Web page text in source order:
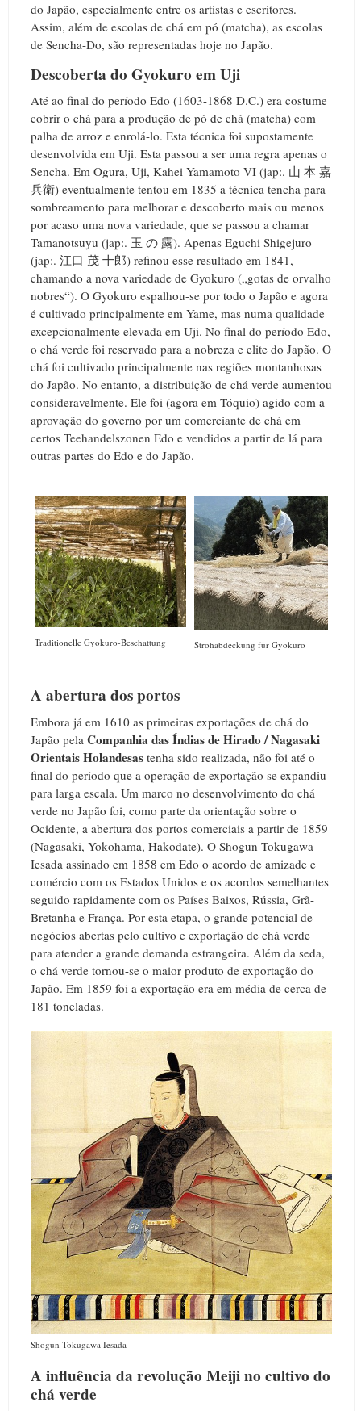
do Japão, especialmente entre os artistas e escritores.
Assim, além de escolas de chá em pó (matcha), as escolas
de Sencha-Do, são representadas hoje no Japão.
Descoberta do Gyokuro em Uji
Até ao final do período Edo (1603-1868 D.C.) era costume
cobrir o chá para a produção de pó de chá (matcha) com
palha de arroz e enrolá-lo. Esta técnica foi supostamente
desenvolvida em Uji. Esta passou a ser uma regra apenas o
Sencha. Em Ogura, Uji, Kahei Yamamoto VI (jap:. 山 本 嘉
兵衛) eventualmente tentou em 1835 a técnica tencha para
sombreamento para melhorar e descoberto mais ou menos
por acaso uma nova variedade, que se passou a chamar
Tamanotsuyu (jap:. 玉 の 露). Apenas Eguchi Shigejuro
(jap:. 江口 茂 十郎) refinou esse resultado em 1841,
chamando a nova variedade de Gyokuro („gotas de orvalho
nobres“). O Gyokuro espalhou-se por todo o Japão e agora
é cultivado principalmente em Yame, mas numa qualidade
excepcionalmente elevada em Uji. No final do período Edo,
o chá verde foi reservado para a nobreza e elite do Japão. O
chá foi cultivado principalmente nas regiões montanhosas
do Japão. No entanto, a distribuição de chá verde aumentou
consideravelmente. Ele foi (agora em Tóquio) agido com a
aprovação do governo por um comerciante de chá em
certos Teehandelszonen Edo e vendidos a partir de lá para
outras partes do Edo e do Japão.
Traditionelle Gyokuro-Beschattung Strohabdeckung für Gyokuro
A abertura dos portos
Embora já em 1610 as primeiras exportações de chá do
Japão pela Companhia das Índias de Hirado / Nagasaki
Orientais Holandesas tenha sido realizada, não foi até o
final do período que a operação de exportação se expandiu
para larga escala. Um marco no desenvolvimento do chá
verde no Japão foi, como parte da orientação sobre o
Ocidente, a abertura dos portos comerciais a partir de 1859
(Nagasaki, Yokohama, Hakodate). O Shogun Tokugawa
Iesada assinado em 1858 em Edo o acordo de amizade e
comércio com os Estados Unidos e os acordos semelhantes
seguido rapidamente com os Países Baixos, Rússia, Grã-
Bretanha e França. Por esta etapa, o grande potencial de
negócios abertas pelo cultivo e exportação de chá verde
para atender a grande demanda estrangeira. Além da seda,
o chá verde tornou-se o maior produto de exportação do
Japão. Em 1859 foi a exportação era em média de cerca de
181 toneladas.
Shogun Tokugawa Iesada
A influência da revolução Meiji no cultivo do
chá verde